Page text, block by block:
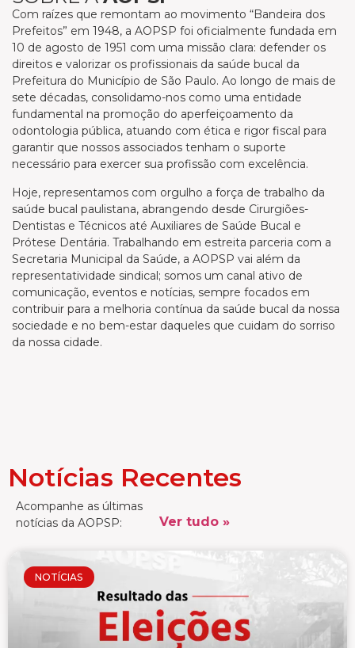
Com raízes que remontam ao movimento “Bandeira dos
Prefeitos” em 1948, a AOPSP foi oficialmente fundada em
10 de agosto de 1951 com uma missão clara: defender os
direitos e valorizar os profissionais da saúde bucal da
Prefeitura do Município de São Paulo. Ao longo de mais de
sete décadas, consolidamo-nos como uma entidade
fundamental na promoção do aperfeiçoamento da
odontologia pública, atuando com ética e rigor fiscal para
garantir que nossos associados tenham o suporte
necessário para exercer sua profissão com excelência.
Hoje, representamos com orgulho a força de trabalho da
saúde bucal paulistana, abrangendo desde Cirurgiões-
Dentistas e Técnicos até Auxiliares de Saúde Bucal e
Prótese Dentária. Trabalhando em estreita parceria com a
Secretaria Municipal da Saúde, a AOPSP vai além da
representatividade sindical; somos um canal ativo de
comunicação, eventos e notícias, sempre focados em
contribuir para a melhoria contínua da saúde bucal da nossa
sociedade e no bem-estar daqueles que cuidam do sorriso
da nossa cidade.
Notícias Recentes
Acompanhe as últimas
notícias da AOPSP:
Ver tudo »
NOTÍCIAS